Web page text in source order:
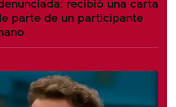
parte de un participante